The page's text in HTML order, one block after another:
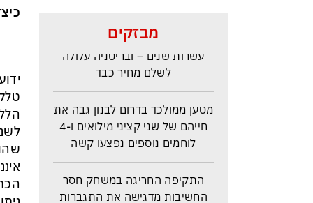
מבזקים
נכנס לעידן המסוכן ביותר זה
עשרות שנים – ובריטניה עלולה
לשלם מחיר כבד
מטען ממולכד בדרום לבנון גבה את
חייהם של שני קציני מילואים ו-4
לוחמים נוספים נפצעו קשה
התקיפה החריגה במשחק חסר
החשיבות מדגישה את התגברות